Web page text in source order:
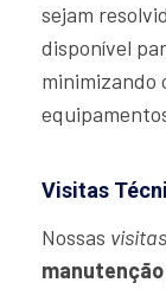
sejam
disponível
minimizando
Visitas
Nossas